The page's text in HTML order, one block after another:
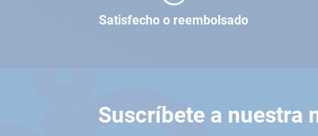
Satisfecho o reembolsado
Suscríbete a nuestra